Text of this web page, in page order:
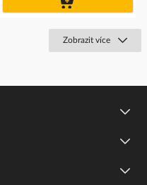
Zobrazit více